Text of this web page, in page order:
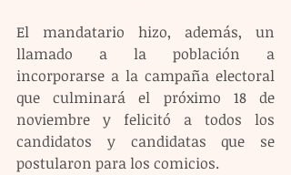
El mandatario hizo, además, un
llamado a la población a
incorporarse a la campaña electoral
que culminará el próximo 18 de
noviembre y felicitó a todos los
candidatos y candidatas que se
postularon para los comicios.